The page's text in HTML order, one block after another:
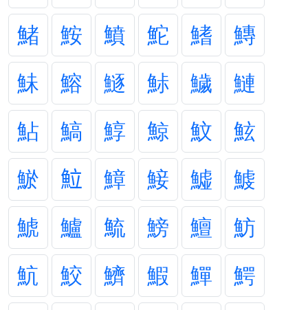
鯺
鮟 鱝 鮀 鰭
鱄
鮇
鰫 鱁 鮛 鱥
鰱
鮎
鰝 鯙 鯨 魰
鮌
鯲
𩶘 鱆 鯜 鱋
鰬
鯱
鱸 鯍 鰟 鱣
魴
魧
鮫 鱭 鰕 鱓
鰐